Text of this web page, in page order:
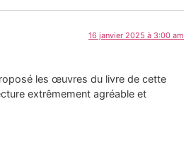
16 janvier 2025 à 3:00 am
les œuvres du livre de cette
extrêmement agréable et